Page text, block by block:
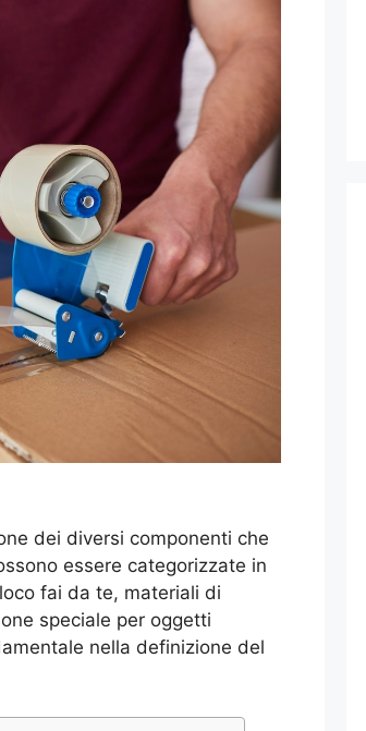
dei diversi componenti che
essere categorizzate in
fai da te, materiali di
speciale per oggetti
nella definizione del